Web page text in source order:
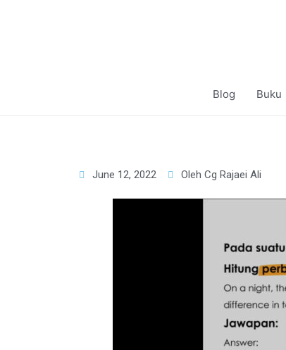
Blog Buku
June 12, 2022 Oleh Cg Rajaei Ali